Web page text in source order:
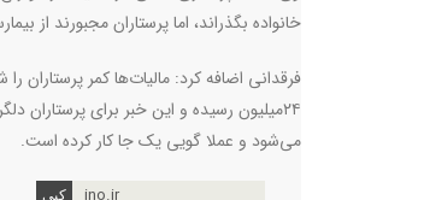
خانواده بگذراند، اما پرستاران مجبورند از
می‌شود و عملا گویی یک جا کار کرده است.